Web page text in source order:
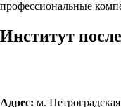
профессиональные
Институт
Адрес: м.